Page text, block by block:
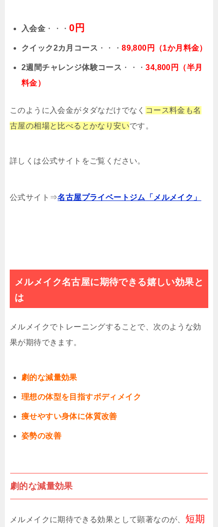
入会金 ・・・0円
クイック2カ月コース ・・・89,800円（1か月料金）
2週間チャレンジ体験コース ・・・34,800円（半月
料金）
このように入会金がタダなだけでなく コース料金も名
古屋の相場と比べるとかなり安いです。
詳しくは公式サイトをご覧ください。
公式サイト⇒名古屋プライベートジム「メルメイク」
メルメイク名古屋に期待できる嬉しい効果と
は
メルメイクでトレーニングすることで、次のような効
果が期待できます。
劇的な減量効果
理想の体型を目指すボディメイク
痩せやすい身体に体質改善
姿勢の改善
劇的な減量効果
メルメイクに期待できる効果として顕著なのが、 短期